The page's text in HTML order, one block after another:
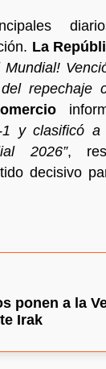
La
Mundial!
repechaje
1 y clasificó
2026”,
decisivo
ponen a la
Irak